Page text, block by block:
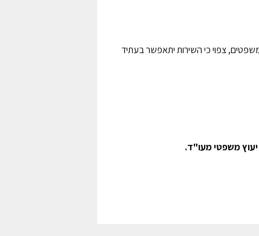
צפוי כי השירות יתאפשר בעתיד
משפטי מעו"ד.